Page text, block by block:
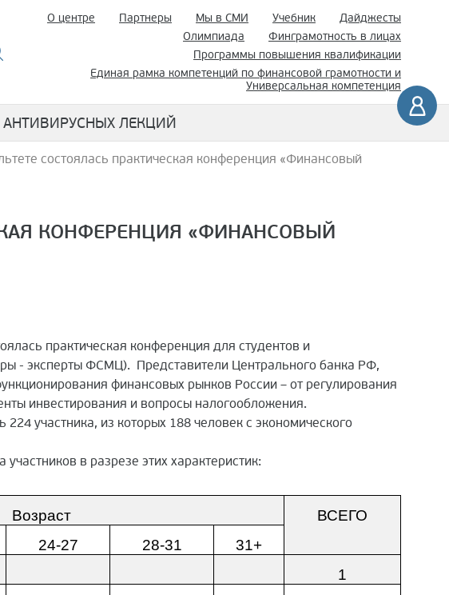
О центре Партнеры Мы в СМИ Учебник
Дайджесты
Олимпиада
Финграмотность в лицах
Программы повышения квалификации
Единая рамка компетенций по финансовой грамотности и
Универсальная компетенция
ЛЕКЦИЙ
состоялась практическая конференция «Финансовый
КОНФЕРЕНЦИЯ «ФИНАНСОВЫЙ
практическая конференция для студентов и
- эксперты ФСМЦ). Представители Центрального банка РФ,
финансовых рынков России – от регулирования
инвестирования и вопросы налогообложения.
участника, из которых 188 человек с экономического
в разрезе этих характеристик:
Возраст
ВСЕГО
24-27 28-31
31+
1